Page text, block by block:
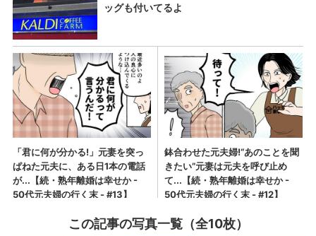
この記事の写真一覧（全10枚）